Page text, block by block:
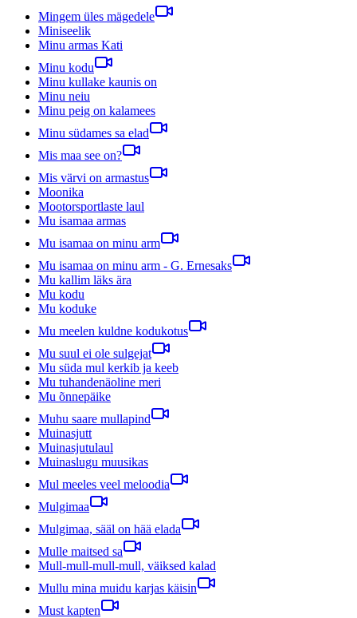
Mingem üles mägedele
Miniseelik
Minu armas Kati
Minu kodu
Minu kullake kaunis on
Minu neiu
Minu peig on kalamees
Minu südames sa elad
Mis maa see on?
Mis värvi on armastus
Moonika
Mootorsportlaste laul
Mu isamaa armas
Mu isamaa on minu arm
Mu isamaa on minu arm - G. Ernesaks
Mu kallim läks ära
Mu kodu
Mu koduke
Mu meelen kuldne kodukotus
Mu suul ei ole sulgejat
Mu süda mul kerkib ja keeb
Mu tuhandenäoline meri
Mu õnnepäike
Muhu saare mullapind
Muinasjutt
Muinasjutulaul
Muinaslugu muusikas
Mul meeles veel meloodia
Mulgimaa
Mulgimaa, sääl on hää elada
Mulle maitsed sa
Mull-mull-mull-mull, väiksed kalad
Mullu mina muidu karjas käisin
Must kapten